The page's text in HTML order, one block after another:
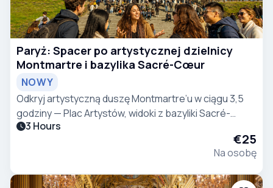
Paryż: Spacer po artystycznej dzielnicy
Montmartre i bazylika Sacré-Cœur
NOWY
Odkryj artystyczną duszę Montmartre’u w ciągu 3,5
godziny — Plac Artystów, widoki z bazyliki Sacré-
Cœur, La Maison Rose, winnica, kawiarnia z filmu
3 Hours
€25
Na osobę